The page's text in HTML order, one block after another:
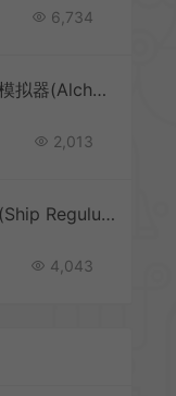
6,734
炼金术商店模拟器(Alchemist Shop Simulator)魔法商店经验游戏|下载
2,013
雷古勒斯号(Ship Regulus)简中|PC|SIM|太空科幻策略模拟建造游戏
4,043